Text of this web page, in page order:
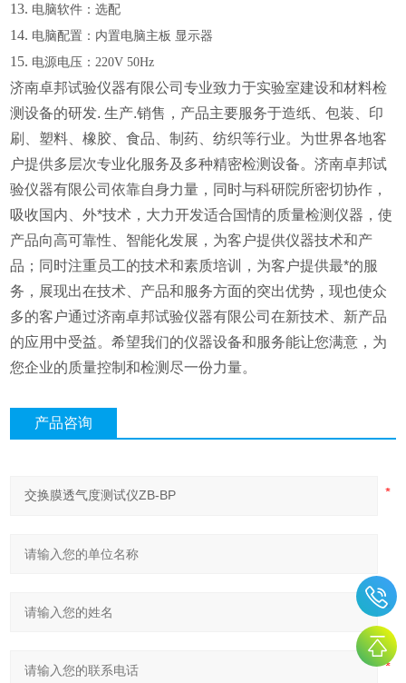
13. 电脑软件：选配
14. 电脑配置：内置电脑主板 显示器
15. 电源电压：220V 50Hz
济南卓邦试验仪器有限公司专业致力于实验室建设和材料检
测设备的研发. 生产.销售，产品主要服务于造纸、包装、印
刷、塑料、橡胶、食品、制药、纺织等行业。为世界各地客
户提供多层次专业化服务及多种精密检测设备。济南卓邦试
验仪器有限公司依靠自身力量，同时与科研院所密切协作，
吸收国内、外*技术，大力开发适合国情的质量检测仪器，使
产品向高可靠性、智能化发展，为客户提供仪器技术和产
品；同时注重员工的技术和素质培训，为客户提供最*的服
务，展现出在技术、产品和服务方面的突出优势，现也使众
多的客户通过济南卓邦试验仪器有限公司在新技术、新产品
的应用中受益。希望我们的仪器设备和服务能让您满意，为
您企业的质量控制和检测尽一份力量。
产品咨询